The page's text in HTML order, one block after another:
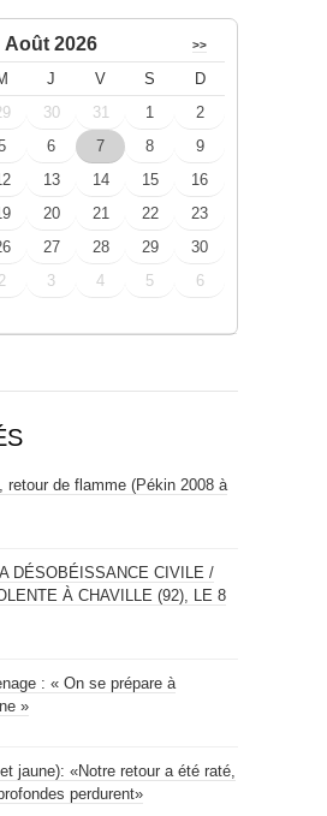
Août 2026 >>
J V S
D
30 31 1
2
6 7 8
9
13 14 15
16
20 21 22
23
27 28 29
30
2 3 4 5 6
retour de flamme (Pékin 2008 à
DÉSOBÉISSANCE CIVILE /
À CHAVILLE (92), LE 8
: « On se prépare à
»
jaune): «Notre retour a été raté,
perdurent»